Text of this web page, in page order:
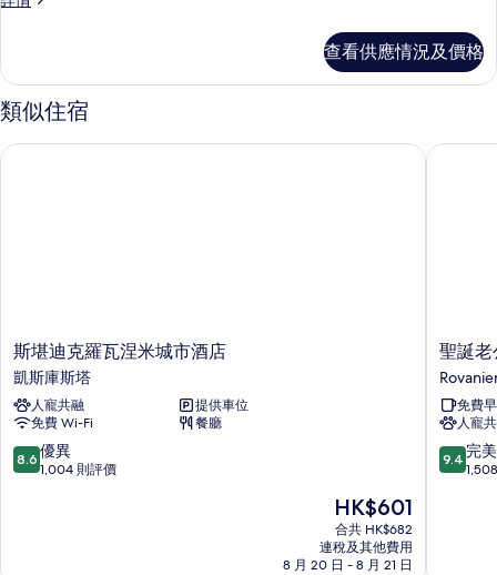
的
相
片
room)
詳
情
查看供應情況及價格
類似住宿
斯
堪
迪
克
羅
瓦
涅
斯堪迪克羅瓦涅米城市酒店
凱斯庫斯塔
人寵共融
提供車位
免費 Wi-Fi
餐廳
8.6
分
8.6 優異
1,004 則評價
現
售
HK$601
HK$601
合共 HK$682
連稅及其他費用
8 月 20 日 - 8 月 21 日
斯堪迪克羅瓦涅米城市酒店
聖
誕
老
公
公
度
假
聖誕老
免費
人寵
9.4
分
9.4 完美
聖誕老